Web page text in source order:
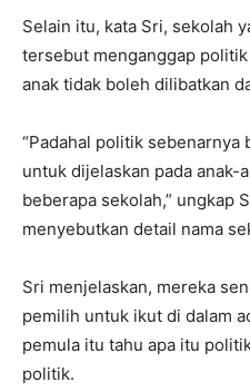
Selain itu, kata Sri, sekolah
tersebut menganggap
anak tidak boleh dilibatkan
“Padahal politik sebenarnya
untuk dijelaskan pada anak-
beberapa sekolah,” ungkap
menyebutkan detail nama
Sri menjelaskan, mereka
pemilih untuk ikut di dalam
pemula itu tahu apa itu
politik.